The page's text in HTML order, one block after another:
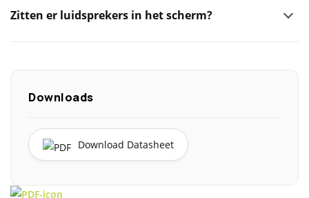
Zitten er luidsprekers in het scherm?
Downloads
Download Datasheet